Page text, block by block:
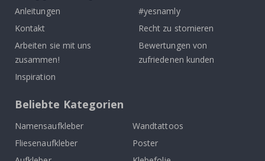
Anleitungen
Kontakt
Arbeiten sie mit uns
zusammen!
Inspiration
#yesnamly
Recht zu stornieren
Bewertungen von
zufriedenen kunden
Beliebte Kategorien
Namensaufkleber
Wandtattoos
Fliesenaufkleber
Poster